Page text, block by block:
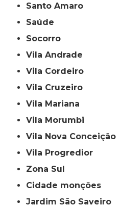
Santo Amaro
Saúde
Socorro
Vila Andrade
Vila Cordeiro
Vila Cruzeiro
Vila Mariana
Vila Morumbi
Vila Nova Conceição
Vila Progredior
Zona Sul
cidade monções
jardim São Saveiro